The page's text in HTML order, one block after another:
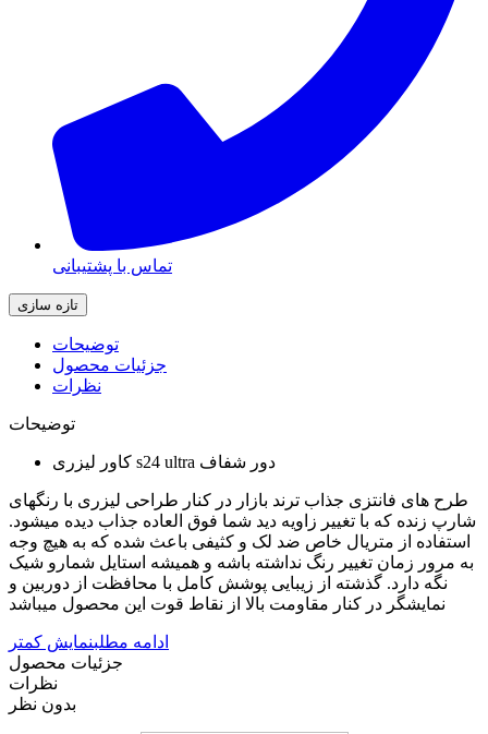
تماس با پشتیبانی
توضیحات
جزئیات محصول
نظرات
توضیحات
کاور لیزری s24 ultra دور شفاف
طرح های فانتزی جذاب ترند بازار در کنار طراحی لیزری با رنگهای
شارپ زنده که با تغییر زاویه دید شما فوق العاده جذاب دیده میشود.
استفاده از متریال خاص ضد لک و کثیفی باعث شده که به هیچ وجه
به مرور زمان تغییر رنگ نداشته باشه و همیشه استایل شمارو شیک
نگه دارد. گذشته از زیبایی پوشش کامل با محافظت از دوربین و
نمایشگر در کنار مقاومت بالا از نقاط قوت این محصول میباشد
ادامه مطلبنمایش کمتر
جزئیات محصول
نظرات
بدون نظر